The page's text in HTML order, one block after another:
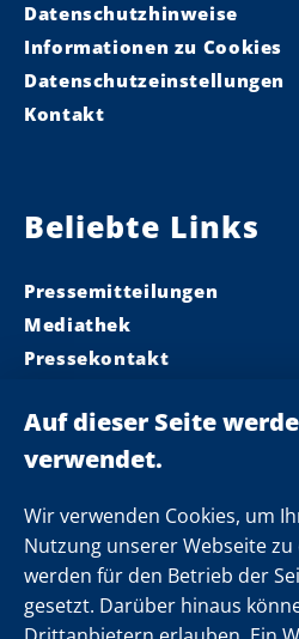
Wir verwenden Cookies, um
Nutzung unserer Webseite zu
werden für den Betrieb der
gesetzt. Darüber hinaus
Datenschutzhinweise
Informationen zu Cookies
Datenschutzeinstellungen
Kontakt
Beliebte Links
Pressemitteilungen
Mediathek
Pressekontakt
Landeskabinett
Einsamkeit
Folgen Sie uns